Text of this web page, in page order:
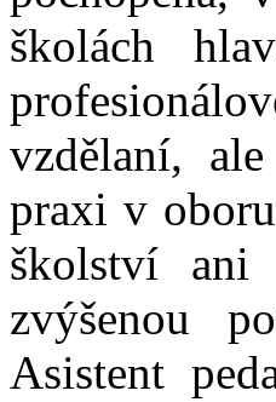
školách
vzdělaní,
praxi v
školství ani
zvýšenou
Asistent